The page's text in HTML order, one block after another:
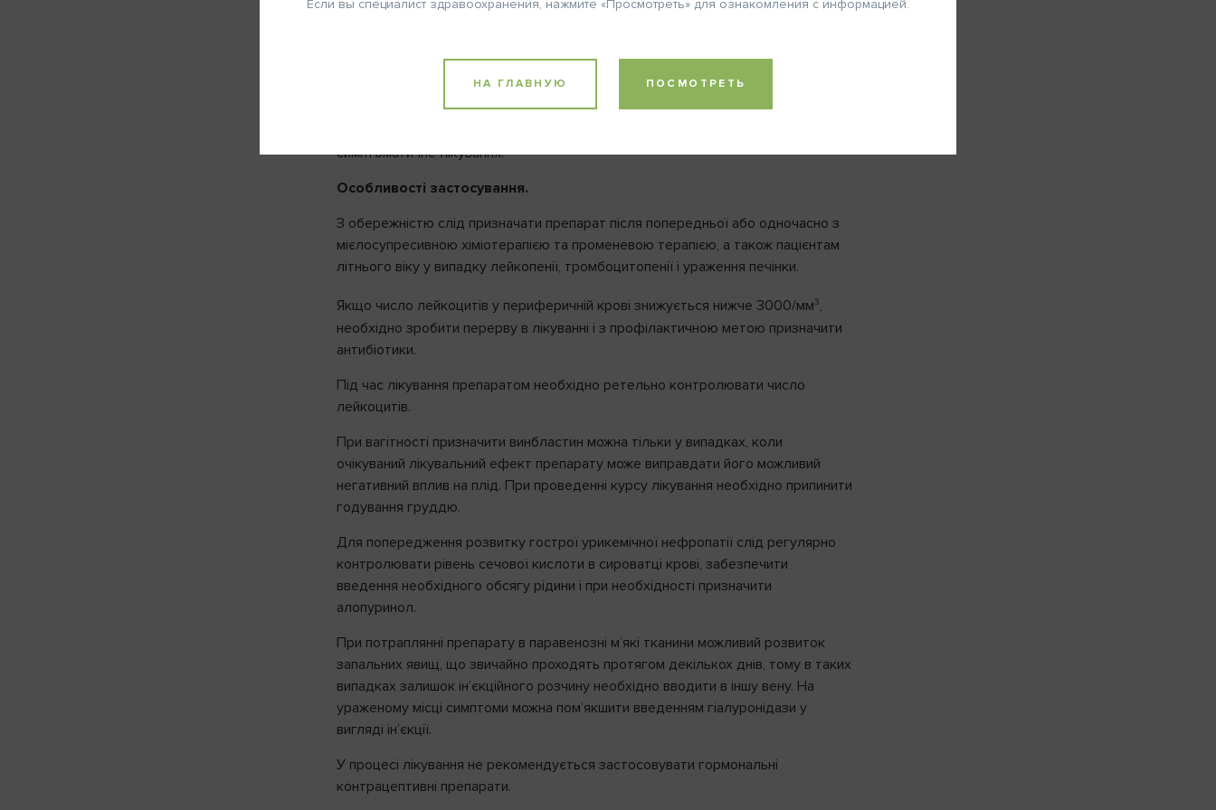
Підвищена чутливість до діючої або до допоміжних речовин, лейкопенія.
Передозування.
симптоматичне лікування.
Особливості застосування.
З обережністю слід призначати препарат після попередньої або одночасно з
мієлосупресивною хіміотерапією та променевою терапією, а також пацієнтам
літнього віку у випадку лейкопенії, тромбоцитопенії і ураження печінки.
Якщо число лейкоцитів у периферичній крові знижується нижче 3000/мм3,
необхідно зробити перерву в лікуванні і з профілактичною метою призначити
антибіотики.
Під час лікування препаратом необхідно ретельно контролювати число
лейкоцитів.
При вагітності призначити винбластин можна тільки у випадках, коли
очікуваний лікувальний ефект препарату може виправдати його можливий
негативний вплив на плід. При проведенні курсу лікування необхідно припинити
годування груддю.
Для попередження розвитку гострої урикемічної нефропатії слід регулярно
контролювати рівень сечової кислоти в сироватці крові, забезпечити
введення необхідного обсягу рідини і при необхідності призначити
алопуринол.
При потраплянні препарату в паравенозні м’які тканини можливий розвиток
запальних явищ, що звичайно проходять протягом декількох днів, тому в таких
випадках залишок ін’єкційного розчину необхідно вводити в іншу вену. На
ураженому місці симптоми можна пом’якшити введенням гіалуронідази у
вигляді ін’єкції.
У процесі лікування не рекомендується застосовувати гормональні
контрацептивні препарати.
Если вы специалист здравоохранения, нажмите «Просмотреть» для ознакомления с информацией.
НА ГЛАВНУЮ ПОСМОТРЕТЬ
Напомнить пароль
Телефон
Шаг 1
ЗАРЕГИСТРИРОВАТЬСЯ